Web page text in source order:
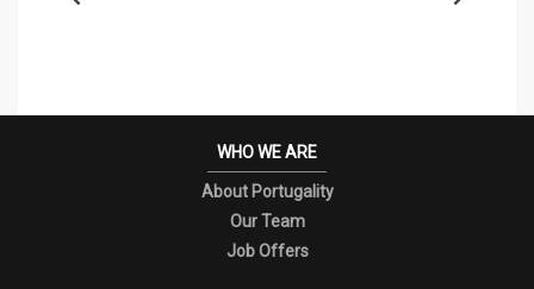
WHO WE ARE
About Portugality
Our Team
Job Offers